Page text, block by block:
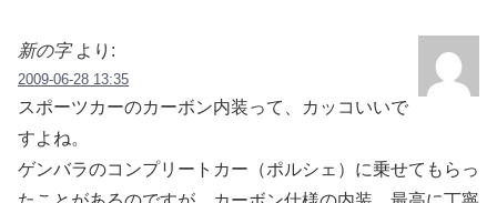
新の字 より:
2009-06-28 13:35
スポーツカーのカーボン内装って、カッコいいで
すよね。
ゲンバラのコンプリートカー（ポルシェ）に乗せてもらっ